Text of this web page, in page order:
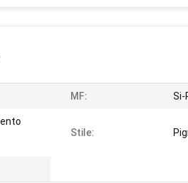
MF: Si-
Stile: